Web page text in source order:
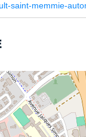
saint-memmie-